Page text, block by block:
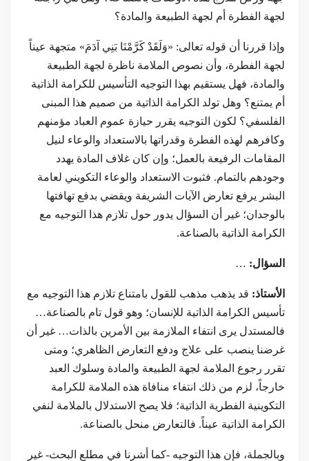
لجهة الفطرة أم لجهة الطبيعة والمادة؟
وإذا قررنا أن قوله تعالى: «وَلَقَدْ كَرَّمْنَا بَنِي آدَمَ» متجهة عيناً
لجهة الفطرة، وأن نصوص الملامة ناظرة لجهة الطبيعة
والمادة، فهل يستقيم بهذا التوجيه التأسيس للكرامة الذاتية
أم يمتنع؟ وهل تولد الكرامة الذاتية من صميم هذا المبنى
الفلسفي؟ لكون التوجيه يقرر حيازة عموم العباد مؤمنهم
وكافرهم لهذه الفطرة وقدراتها بالاستعداد والوعاء لنيل
المقامات الرفيعة بالعمل؛ وإن كان غلاف المادة يهدد
وجودهم بالتمام. فثبوت الاستعداد والوعاء التكويني لعامة
البشر يرفع تعارض الآيات الشريفة ويقضي بدفع تهافتها
بالوجدان؛ غير أن السؤال يدور حول تلازم هذا التوجيه مع
الكرامة الذاتية بالصناعة.
السؤال: …
الأستاذ: قد يذهب مذهب للقول بامتناع تلازم هذا التوجيه مع
تأسيس الكرامة الذاتية للإنسان؛ وهو قول تام بالصناعة…
فالمستدل يرى انتفاء الملازمة بين الأمرين بالذات… غير أن
غرضنا ينصب على علاج ودفع التعارض الظاهري؛ ومتى
تقرر رجوع الملامة لجهة الطبيعة والمادة وسلوك العبد
خارجاً، لزم من ذلك انتفاء منافاة هذه الملامة للكرامة
التكوينية الفطرية الذاتية؛ فلا يصح الاستدلال بالملامة لنفي
الكرامة الذاتية عيناً. فالتعارض منحل بالصناعة.
وبالجملة، فإن هذا التوجيه -كما أشرنا في مطلع البحث- غير